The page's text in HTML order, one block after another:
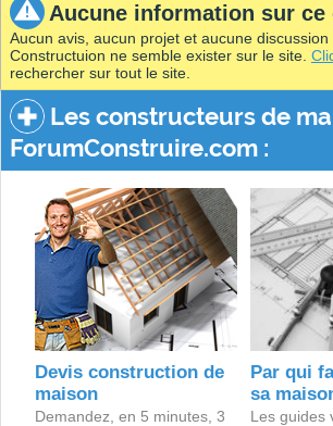
Aucune information sur
Aucun avis, aucun projet et aucune discussion
Constructuion ne semble exister sur le site.
rechercher sur tout le site.
Les constructeurs de
ForumConstruire.com :
Devis construction de
maison
Demandez, en 5 minutes, 3
Par qui
sa
Les guides